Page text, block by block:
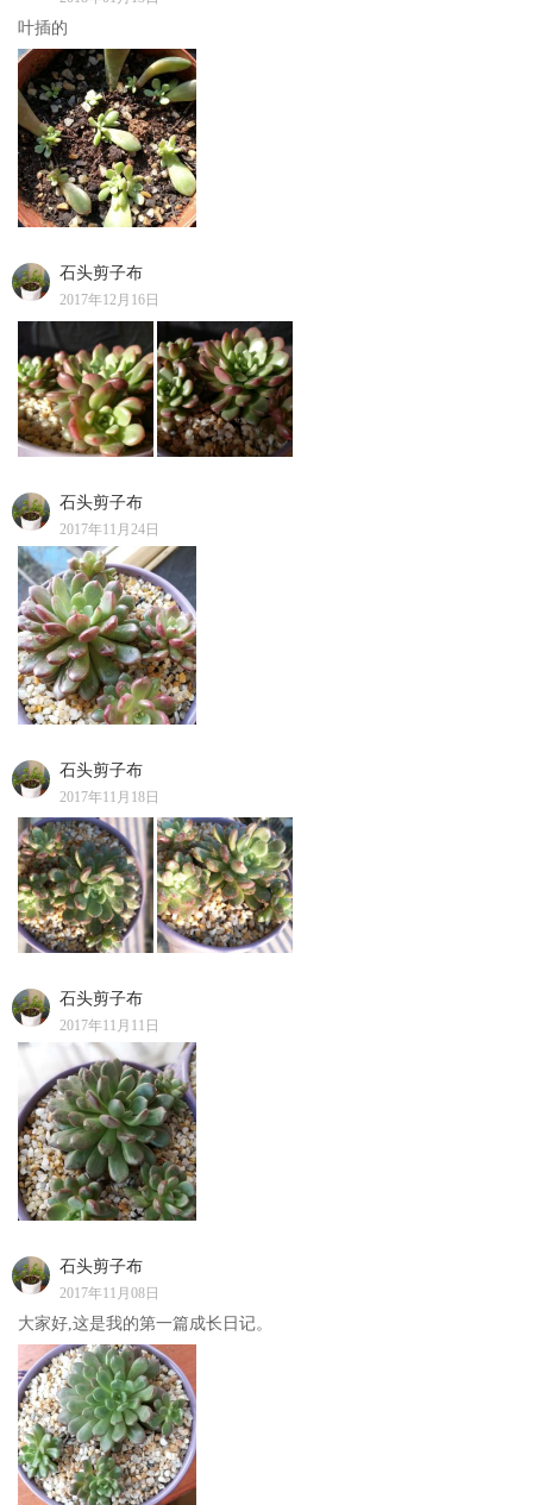
叶插的
石头剪子布
2017年12月16日
石头剪子布
2017年11月24日
石头剪子布
2017年11月18日
石头剪子布
2017年11月11日
石头剪子布
2017年11月08日
大家好,这是我的第一篇成长日记。